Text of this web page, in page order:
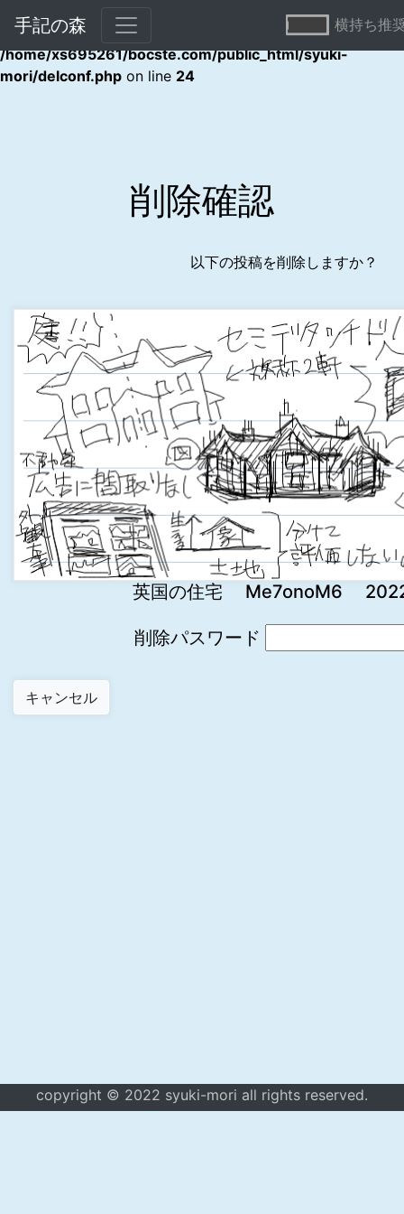
Warning: Undefined array key "error" in
/home/xs695261/bocste.com/public_html/syuki-
mori/delconf.php on line 24
手記の森 横持ち推
削除確認
以下の投稿を削除しますか？
英国の住宅 Me7onoM6
削除パスワード
copyright © 2022 syuki-mori all rights reserved.